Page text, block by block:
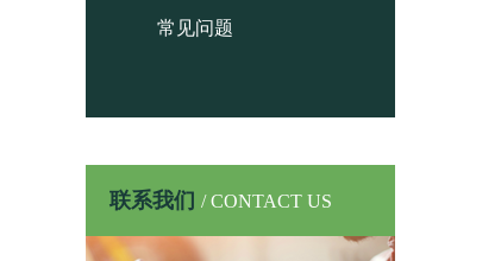
常见问题
联系我们 / CONTACT US